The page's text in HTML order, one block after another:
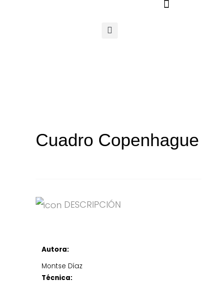
Cuadro Copenhague
DESCRIPCIÓN
Autora:
Montse Díaz
Técnica: